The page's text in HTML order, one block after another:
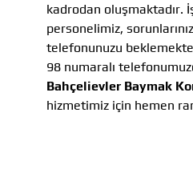
kadrodan oluşmaktadır.
personelimiz,
telefonunuzu
98 numaralı
Bahçelievler Baymak
hizmetimiz için hemen